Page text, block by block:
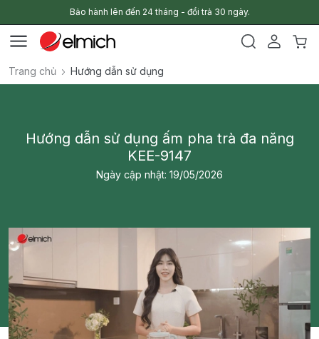
Bảo hành lên đến 24 tháng - đổi trả 30 ngày.
Trang chủ Hướng dẫn sử dụng
Hướng dẫn sử dụng ấm pha trà đa năng
KEE-9147
Ngày cập nhật: 19/05/2026